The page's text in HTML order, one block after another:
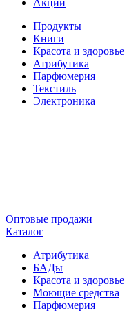
Акции
Продукты
Книги
Красота и здоровье
Атрибутика
Парфюмерия
Текстиль
Электроника
Оптовые продажи
Каталог
Атрибутика
БАДы
Красота и здоровье
Моющие средства
Парфюмерия